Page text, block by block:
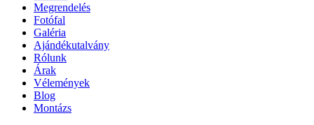
Megrendelés
Fotófal
Galéria
Ajándékutalvány
Rólunk
Árak
Vélemények
Blog
Montázs